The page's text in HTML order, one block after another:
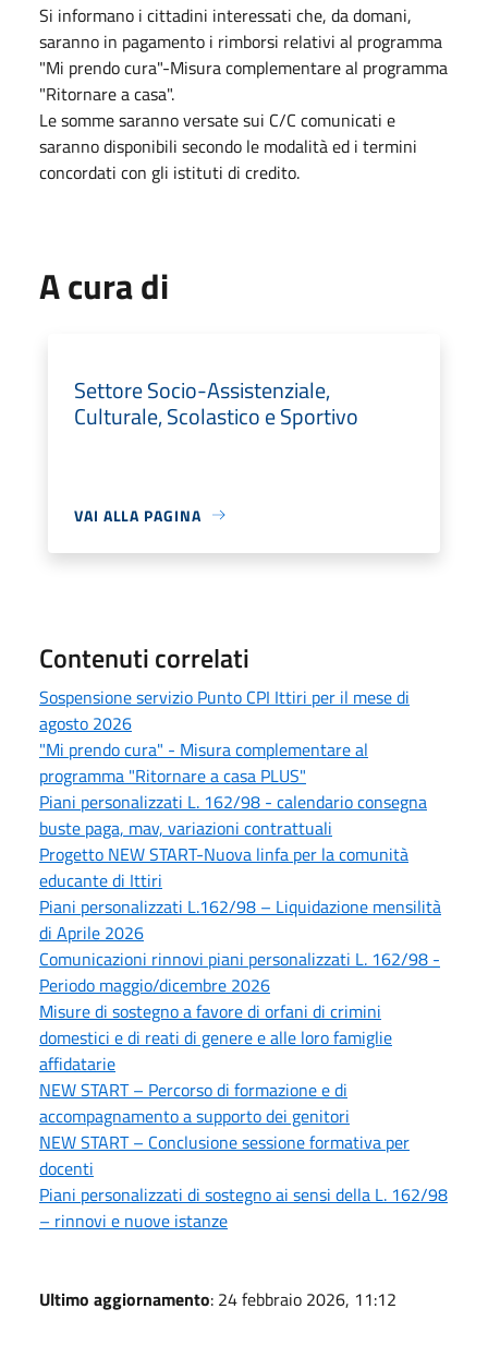
Si informano i cittadini interessati che, da domani,
saranno in pagamento i rimborsi relativi al programma
"Mi prendo cura"-Misura complementare al programma
"Ritornare a casa".
Le somme saranno versate sui C/C comunicati e
saranno disponibili secondo le modalità ed i termini
concordati con gli istituti di credito.
A cura di
Settore Socio-Assistenziale,
Culturale, Scolastico e Sportivo
VAI ALLA PAGINA
Contenuti correlati
Sospensione servizio Punto CPI Ittiri per il mese di
agosto 2026
"Mi prendo cura" - Misura complementare al
programma "Ritornare a casa PLUS"
Piani personalizzati L. 162/98 - calendario consegna
buste paga, mav, variazioni contrattuali
Progetto NEW START-Nuova linfa per la comunità
educante di Ittiri
Piani personalizzati L.162/98 – Liquidazione mensilità
di Aprile 2026
Comunicazioni rinnovi piani personalizzati L. 162/98 -
Periodo maggio/dicembre 2026
Misure di sostegno a favore di orfani di crimini
domestici e di reati di genere e alle loro famiglie
affidatarie
NEW START – Percorso di formazione e di
accompagnamento a supporto dei genitori
NEW START – Conclusione sessione formativa per
docenti
Piani personalizzati di sostegno ai sensi della L. 162/98
– rinnovi e nuove istanze
Ultimo aggiornamento: 24 febbraio 2026, 11:12